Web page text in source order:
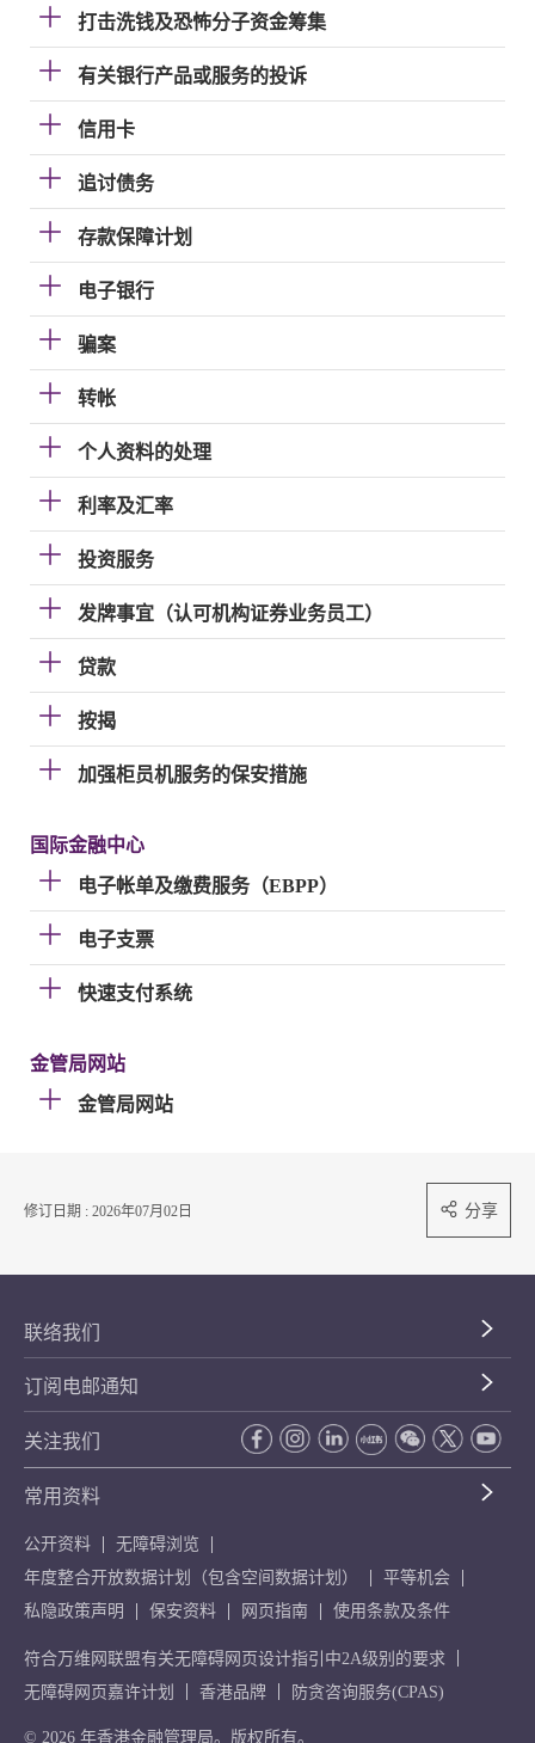
打击洗钱及恐怖分子资金筹集
有关银行产品或服务的投诉
信用卡
追讨债务
存款保障计划
电子银行
骗案
转帐
个人资料的处理
利率及汇率
投资服务
发牌事宜（认可机构证券业务员工）
贷款
按揭
加强柜员机服务的保安措施
国际金融中心
电子帐单及缴费服务（EBPP）
电子支票
快速支付系统
金管局网站
金管局网站
修订日期 : 2026年07月02日 分享
联络我们
订阅电邮通知
关注我们
常用资料
公开资料
无障碍浏览
年度整合开放数据计划（包含空间数据计划）
平等机会
私隐政策声明
保安资料 网页指南 使用条款及条件
符合万维网联盟有关无障碍网页设计指引中2A级别的要求
无障碍网页嘉许计划
香港品牌 防贪咨询服务(CPAS)
© 2026 年香港金融管理局。版权所有。